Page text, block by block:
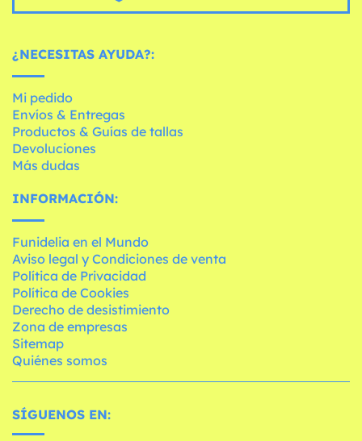
¿NECESITAS AYUDA?:
Mi pedido
Envíos & Entregas
Productos & Guías de tallas
Devoluciones
Más dudas
INFORMACIÓN:
Funidelia en el Mundo
Aviso legal y Condiciones de venta
Política de Privacidad
Política de Cookies
Derecho de desistimiento
Zona de empresas
Sitemap
Quiénes somos
SÍGUENOS EN: